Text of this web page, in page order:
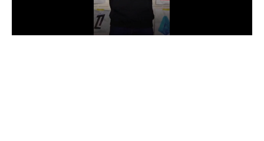
دوري أبطال إفريقيا